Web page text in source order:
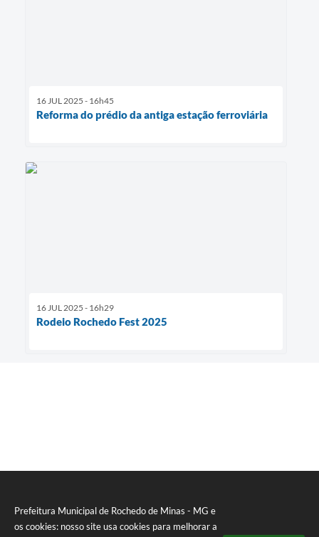
Prefeitura Municipal de Rochedo de Minas - MG e
os cookies: nosso site usa cookies para melhorar a
16 JUL 2025 - 16h45
Reforma do prédio da antiga estação ferroviária
16 JUL 2025 - 16h29
Rodeio Rochedo Fest 2025